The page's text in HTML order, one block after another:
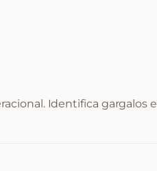
Identifica gargalos e